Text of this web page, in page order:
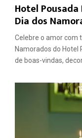
Hotel
Dia dos
Celebre o amor com
Namorados do Hotel
de boas-vindas,